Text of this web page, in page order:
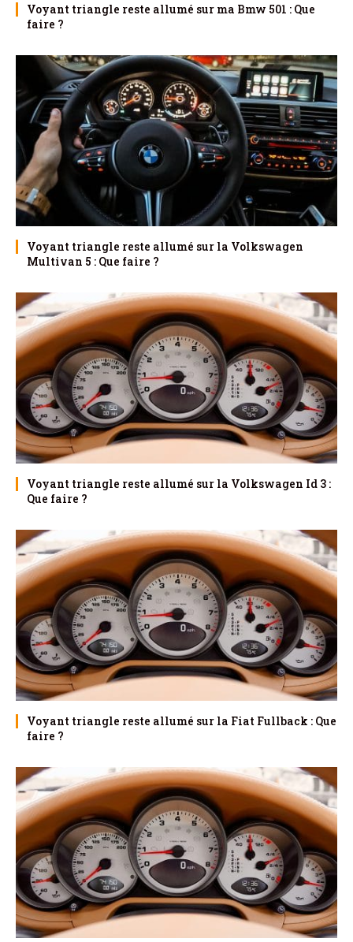
Voyant triangle reste allumé sur ma Bmw 501 : Que
faire ?
Voyant triangle reste allumé sur la Volkswagen
Multivan 5 : Que faire ?
Voyant triangle reste allumé sur la Volkswagen Id 3 :
Que faire ?
Voyant triangle reste allumé sur la Fiat Fullback : Que
faire ?